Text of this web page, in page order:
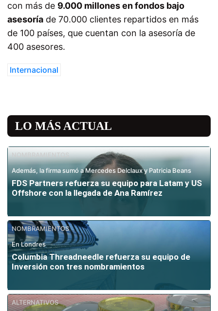
con más de 9.000 millones en fondos bajo
asesoría de 70.000 clientes repartidos en más
de 100 países, que cuentan con la asesoría de
400 asesores.
Internacional
LO MÁS ACTUAL
NOMBRAMIENTOS
Además, la firma sumó a Mercedes Delclaux y Patricia Beans
FDS Partners refuerza su equipo para Latam y US
Offshore con la llegada de Ana Ramírez
NOMBRAMIENTOS
En Londres
Columbia Threadneedle refuerza su equipo de
Inversión con tres nombramientos
ALTERNATIVOS